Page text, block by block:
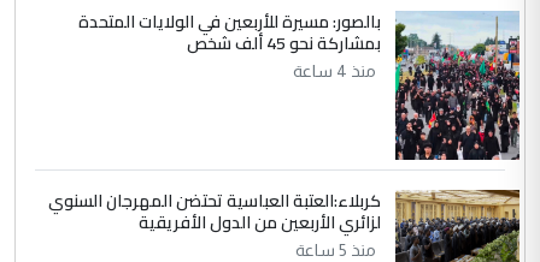
ابا فرات ...
الموضوع :
الجواهري يرد على صدام حسين سل
مضجعيك يابن الزنا (نص كامل)
بالصور: مسيرة للأربعين في الولايات المتحدة
بمشاركة نحو 45 ألف شخص
منذ 4 ساعة
كربلاء:العتبة العباسية تحتضن المهرجان السنوي
لزائري الأربعين من الدول الأفريقية
منذ 5 ساعة